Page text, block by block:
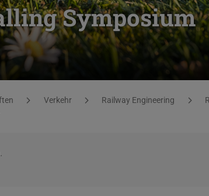
Symposium
Verkehr Railway Engineering